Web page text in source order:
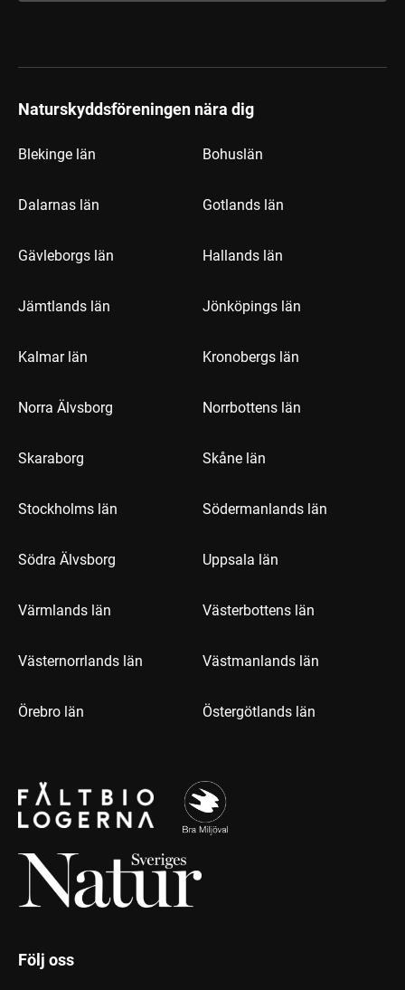
Naturskyddsföreningen nära dig
Blekinge län Bohuslän
Dalarnas län Gotlands län
Gävleborgs län Hallands län
Jämtlands län Jönköpings län
Kalmar län Kronobergs län
Norra Älvsborg Norrbottens län
Skaraborg Skåne län
Stockholms län Södermanlands län
Södra Älvsborg Uppsala län
Värmlands län Västerbottens län
Västernorrlands län Västmanlands län
Örebro län Östergötlands län
Följ oss